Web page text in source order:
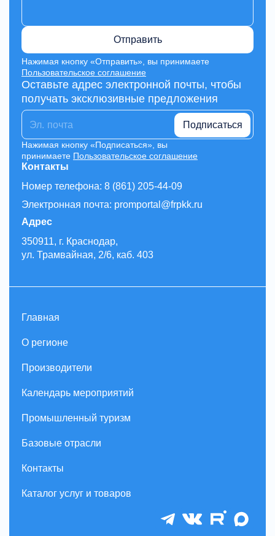
Контакты
Номер телефона: 8 (861) 205-44-09
Электронная почта: promportal@frpkk.ru
Адрес
350911, г. Краснодар,
ул. Трамвайная, 2/6, каб. 403
Отправить
Нажимая кнопку «Отправить», вы принимаете
Пользовательское соглашение
Оставьте адрес электронной почты, чтобы
получать эксклюзивные предложения
Подписаться
Нажимая кнопку «Подписаться», вы
принимаете Пользовательское соглашение
Главная
О регионе
Производители
Календарь мероприятий
Промышленный туризм
Базовые отрасли
Контакты
Каталог услуг и товаров